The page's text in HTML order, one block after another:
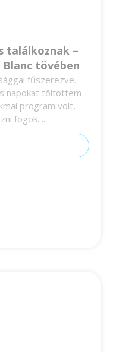
találkoznak –
tövében
fűszerezve.
napokat töltöttem
program volt,
fogok. ..